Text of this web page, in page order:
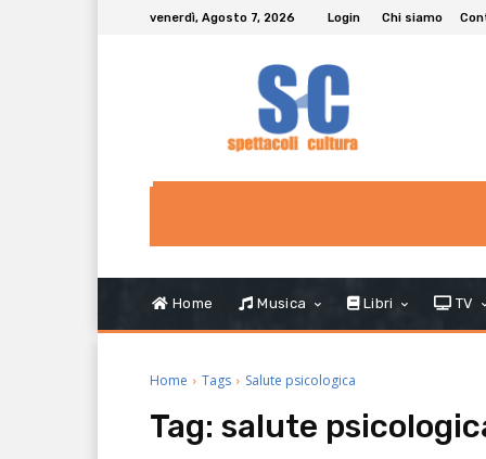
venerdì, Agosto 7, 2026 Login Chi siamo
Home Musica Libri TV
Home Tags Salute psicologica
Tag: salute